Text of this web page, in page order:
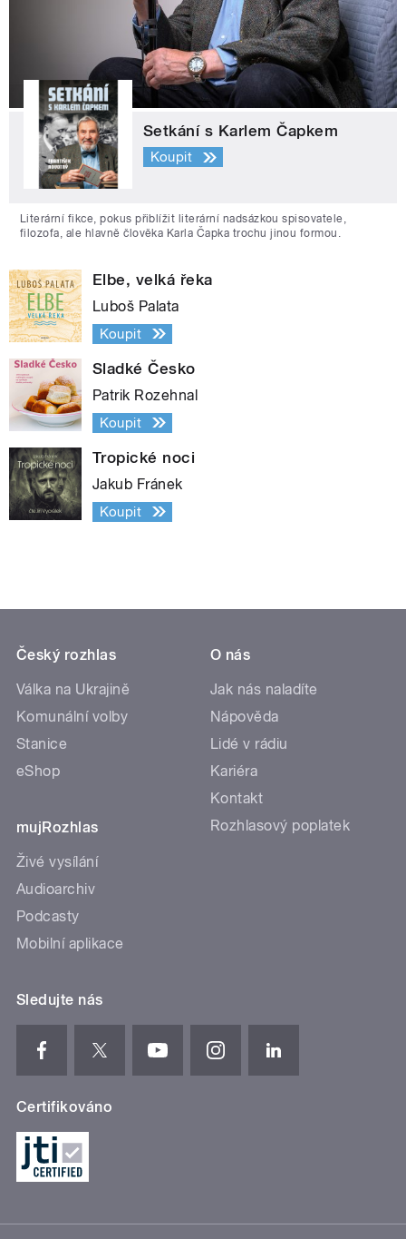
Setkání s Karlem Čapkem
Koupit
Literární fikce, pokus přiblížit literární nadsázkou spisovatele,
filozofa, ale hlavně člověka Karla Čapka trochu jinou formou.
Elbe, velká řeka
Luboš Palata
Koupit
Sladké Česko
Patrik Rozehnal
Koupit
Tropické noci
Jakub Fránek
Koupit
Český rozhlas
Válka na Ukrajině
Komunální volby
Stanice
eShop
mujRozhlas
Živé vysílání
Audioarchiv
Podcasty
Mobilní aplikace
O nás
Jak nás naladíte
Nápověda
Lidé v rádiu
Kariéra
Kontakt
Rozhlasový poplatek
Sledujte nás
Certifikováno